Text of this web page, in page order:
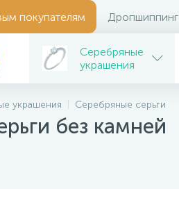
покупателям Дропшиппинг
Серебряные
украшения
украшения Серебряные серьги
без камней